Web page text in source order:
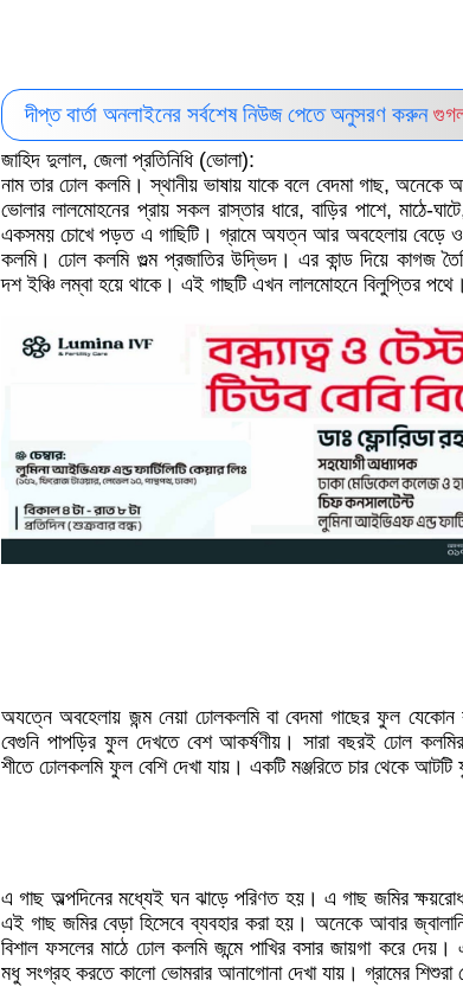
দীপ্ত বার্তা অনলাইনের সর্বশেষ নিউজ পেতে অনুসরণ করুন
জাহিদ দুলাল, জেলা প্রতিনিধি (ভোলা):
নাম তার ঢোল কলমি। স্থানীয় ভাষায় যাকে বলে বেদমা গাছ, অনেকে
ভোলার লালমোহনের প্রায় সকল রাস্তার ধারে, বাড়ির পাশে, মাঠে-
একসময় চোখে পড়ত এ গাছিটি। গ্রামে অযত্ন আর অবহেলায় বেড়ে
কলমি। ঢোল কলমি গুল্ম প্রজাতির উদ্ভিদ। এর কান্ড দিয়ে কাগজ
দশ ইঞ্চি লম্বা হয়ে থাকে। এই গাছটি এখন লালমোহনে বিলুপ্তির পথে।
অযত্নে অবহেলায় জন্ম নেয়া ঢোলকলমি বা বেদমা গাছের ফুল যেকোন
বেগুনি পাপড়ির ফুল দেখতে বেশ আকর্ষণীয়। সারা বছরই ঢোল
শীতে ঢোলকলমি ফুল বেশি দেখা যায়। একটি মঞ্জরিতে চার থেকে
এ গাছ অল্পদিনের মধ্যেই ঘন ঝাড়ে পরিণত হয়। এ গাছ জমির
এই গাছ জমির বেড়া হিসেবে ব্যবহার করা হয়। অনেকে আবার
বিশাল ফসলের মাঠে ঢোল কলমি জন্মে পাখির বসার জায়গা করে
মধু সংগ্রহ করতে কালো ভোমরার আনাগোনা দেখা যায়। গ্রামের